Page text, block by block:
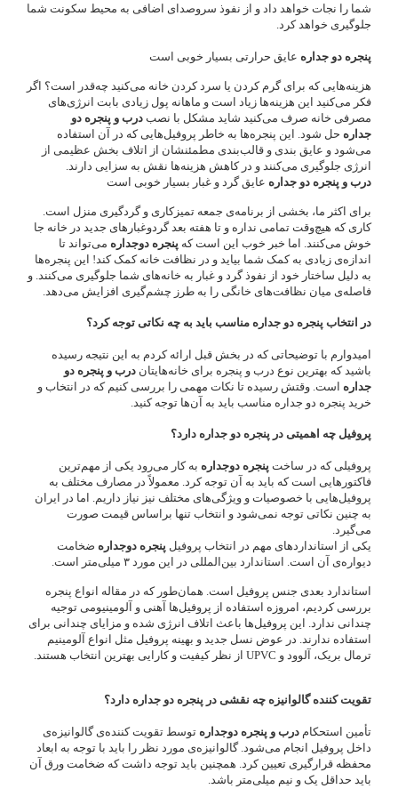
شما را نجات خواهد داد و از نفوذ سروصدای اضافی به محیط سکونت شما
جلوگیری خواهد کرد.
پنجره دو جداره عایق حرارتی بسیار خوبی است
هزینه‌هایی که برای گرم کردن یا سرد کردن خانه می‌کنید چه‌قدر است؟ اگر
فکر می‌کنید این هزینه‌ها زیاد است و ماهانه پول زیادی بابت انرژی‌های
مصرفی خانه صرف می‌کنید شاید مشکل با نصب درب و پنجره دو
جداره حل شود. این پنجره‌ها به خاطر پروفیل‌هایی که در آن استفاده
می‌شود و عایق بندی و قالب‌بندی مطمئنشان از اتلاف بخش عظیمی از
انرژی جلوگیری می‌کنند و در کاهش هزینه‌ها نقش به سزایی دارند.
درب و پنجره دو جداره عایق گرد و غبار بسیار خوبی است
برای اکثر ما، بخشی از برنامه‌ی جمعه تمیزکاری و گردگیری منزل است.
کاری که هیچ‌وقت تمامی نداره و تا هفته بعد گردوغبارهای جدید در خانه جا
خوش می‌کنند. اما خبر خوب این است که پنجره دوجداره می‌تواند تا
اندازه‌ی زیادی به کمک شما بیاید و در نظافت خانه کمک کند! این پنجره‌ها
به دلیل ساختار خود از نفوذ گرد و غبار به خانه‌های شما جلوگیری می‌کنند. و
فاصله‌ی میان نظافت‌های خانگی را به طرز چشم‌گیری افزایش می‌دهد.
در انتخاب پنجره دو جداره مناسب باید به چه نکاتی توجه کرد؟
امیدوارم با توضیحاتی که در بخش قبل ارائه کردم به این نتیجه رسیده
باشید که بهترین نوع درب و پنجره برای خانه‌هایتان درب و پنجره دو
جداره است. وقتش رسیده تا نکات مهمی را بررسی کنیم که در انتخاب و
خرید پنجره دو جداره مناسب باید به آن‌ها توجه کنید.
پروفیل چه اهمیتی در پنجره دو جداره دارد؟
پروفیلی که در ساخت پنجره دوجداره به کار می‌رود یکی از مهم‌ترین
فاکتورهایی است که باید به آن توجه کرد. معمولاً در مصارف مختلف به
پروفیل‌هایی با خصوصیات و ویژگی‌های مختلف نیز نیاز داریم. اما در ایران
به چنین نکاتی توجه نمی‌شود و انتخاب تنها براساس قیمت صورت
می‌گیرد.
یکی از استانداردهای مهم در انتخاب پروفیل پنجره دوجداره ضخامت
دیواره‌ی آن است. استاندارد بین‌المللی در این مورد ۳ میلی‌متر است.
استاندارد بعدی جنس پروفیل است. همان‌طور که در مقاله انواع پنجره
بررسی کردیم، امروزه استفاده از پروفیل‌ها آهنی و آلومینیومی توجیه
چندانی ندارد. این پروفیل‌ها باعث اتلاف انرژی شده و مزایای چندانی برای
استفاده ندارند. در عوض نسل جدید و بهینه پروفیل مثل انواع آلومینیم
ترمال بریک، آلوود و UPVC از نظر کیفیت و کارایی بهترین انتخاب هستند.
تقویت کننده گالوانیزه چه نقشی در پنجره دو جداره دارد؟
تأمین استحکام درب و پنجره دوجداره توسط تقویت کننده‌ی گالوانیزه‌ی
داخل پروفیل انجام می‌شود. گالوانیزه‌ی مورد نظر را باید با توجه به ابعاد
محفظه قرارگیری تعیین کرد. همچنین باید توجه داشت که ضخامت ورق آن
باید حداقل یک و نیم میلی‌متر باشد.